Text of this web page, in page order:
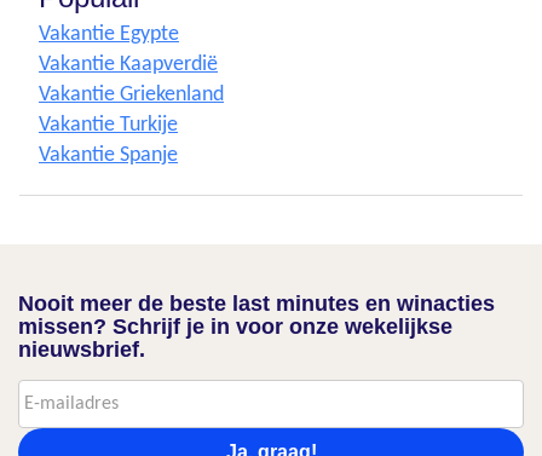
Vakantie Egypte
Vakantie Kaapverdië
Vakantie Griekenland
Vakantie Turkije
Vakantie Spanje
Nooit meer de beste last minutes en winacties
missen? Schrijf je in voor onze wekelijkse
nieuwsbrief.